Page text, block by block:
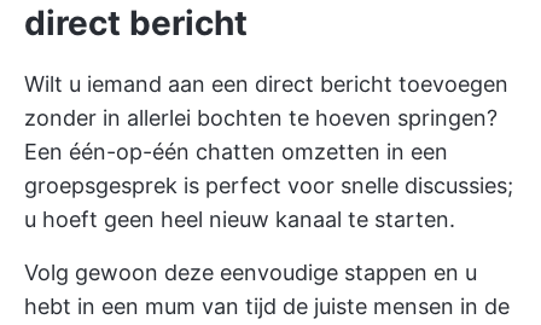
direct bericht
Wilt u iemand aan een direct bericht toevoegen
zonder in allerlei bochten te hoeven springen?
Een één-op-één chatten omzetten in een
groepsgesprek is perfect voor snelle discussies;
u hoeft geen heel nieuw kanaal te starten.
Volg gewoon deze eenvoudige stappen en u
hebt in een mum van tijd de juiste mensen in de